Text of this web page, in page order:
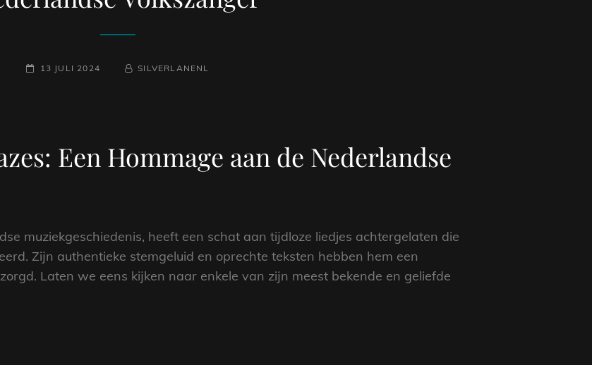
GEPLAATST
13 JULI 2024 NAAMREGEL
BYLINE
SILVERLANENL
Een Hommage aan de Nederlandse
muziekgeschiedenis, heeft een schat aan tijdloze liedjes achtergelaten die
Zijn authentieke stemgeluid en oprechte teksten hebben hem een
Laten we eens kijken naar enkele van zijn meest bekende en geliefde